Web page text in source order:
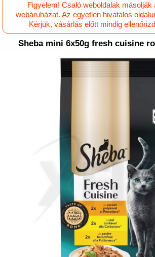
Figyelem! Csaló weboldalak másolják
webáruházat. Az egyetlen hivatalos
Kérjük, vásárlás előtt mindig
Sheba mini 6x50g fresh cuisine